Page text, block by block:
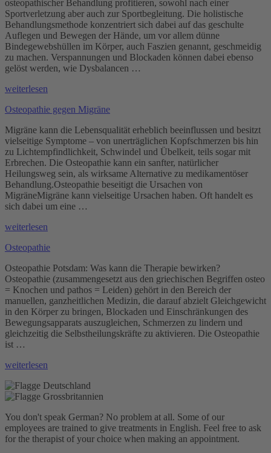
osteopathischer Behandlung profitieren, sowohl nach einer
Sportverletzung aber auch zur Sportbegleitung. Die holistische
Behandlungsmethode konzentriert sich dabei auf das geschulte
Auflegen und Bewegen der Hände, um vor allem dünne
Bindegewebshüllen im Körper, auch Faszien genannt, geschmeidig
zu machen. Verspannungen und Blockaden können dabei ebenso
gelöst werden, wie Dysbalancen …
„Osteopathie
Sportler“
weiterlesen
Osteopathie gegen Migräne
Migräne kann die Lebensqualität erheblich beeinflussen und besitzt
vielseitige Symptome – von unerträglichen Kopfschmerzen bis hin
zu Lichtempfindlichkeit, Schwindel und Übelkeit, teils sogar mit
Erbrechen. Die Osteopathie kann ein sanfter, natürlicher
Heilungsweg sein, als wirksame Alternative zu medikamentöser
Behandlung.Osteopathie beseitigt die Ursachen von
MigräneMigräne kann vielseitige Ursachen haben. Oft handelt es
sich dabei um eine …
„Osteopathie
Migräne“
weiterlesen
Osteopathie
Osteopathie Potsdam: Was kann die Therapie bewirken?
Osteopathie (zusammengesetzt aus den griechischen Begriffen osteo
= Knochen und pathos = Leiden) gehört in den Bereich der
manuellen, ganzheitlichen Medizin, die darauf abzielt Gleichgewicht
in den Körper zu bringen, Blockaden und Einschränkungen des
Bewegungsapparats auszugleichen, Schmerzen zu lindern und
gleichzeitig die Selbstheilungskräfte zu aktivieren. Die Osteopathie
ist …
„Osteopathie“
weiterlesen
You don't speak German? No problem at all. Some of our
employees are trained to give treatments in English. Feel free to ask
for the therapist of your choice when making an appointment.